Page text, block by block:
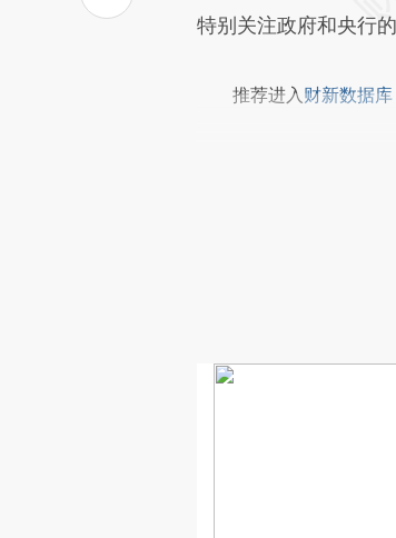
特别关注政府和央行的
推荐进入 财新数据库